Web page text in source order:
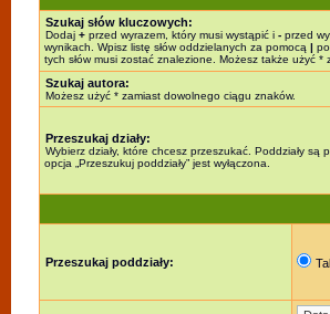
Szukaj słów kluczowych:
Dodaj + przed wyrazem, który musi wystąpić i - przed
wynikach. Wpisz listę słów oddzielanych za pomocą |
tych słów musi zostać znalezione. Możesz także użyć
Szukaj autora:
Możesz użyć * zamiast dowolnego ciągu znaków.
Przeszukaj działy:
Wybierz działy, które chcesz przeszukać. Poddziały
opcja „Przeszukuj poddziały” jest wyłączona.
Przeszukaj poddziały: